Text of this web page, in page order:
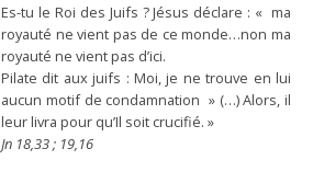
Es-tu le Roi des Juifs ? Jésus déclare : « ma
royauté ne vient pas de ce monde…non ma
royauté ne vient pas d’ici.
Pilate dit aux juifs : Moi, je ne trouve en lui
aucun motif de condamnation » (…) Alors, il
leur livra pour qu’Il soit crucifié. »
Jn 18,33 ; 19,16